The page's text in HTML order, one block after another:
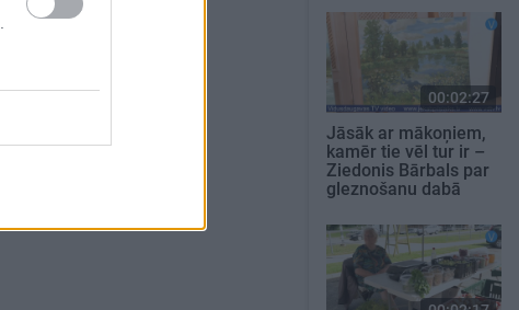
00:02:27
Jāsāk ar mākoņiem,
kamēr tie vēl tur ir –
Ziedonis Bārbals par
gleznošanu dabā